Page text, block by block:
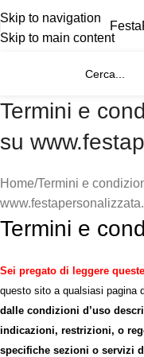
Skip to navigation
Skip to main content
Termini e
su
Home Termini e
Termini e
Sei pregato di leggere
questo sito a qualsiasi pagina
dalle condizioni d’uso
indicazioni, restrizioni, o
specifiche sezioni o servizi